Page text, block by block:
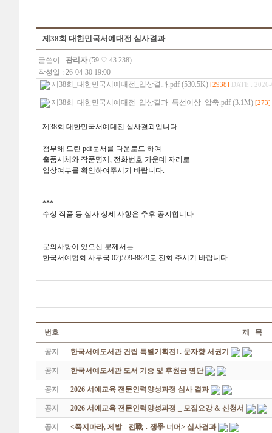
제38회 대한민국서예대전 심사결과
글쓴이 : 관리자 (59.♡.43.238)
작성일 : 26-04-30 19:00
제38회_대한민국서예대전_입상결과.pdf (530.5K) [2938] DATE :
제38회_대한민국서예대전_입상결과_특선이상_압축.pdf (3.1M) [273]
제38회 대한민국서예대전 심사결과입니다.
첨부해 드린 pdf문서를 다운로드 하여
출품서체와 작품명제, 전화번호 가운데 자리로
입상여부를 확인하여주시기 바랍니다.
***
수상 작품 등 심사 상세 사항은 추후 공지합니다.
문의사항이 있으신 분께서는
한국서예협회 사무국 02)599-8829로 전화 주시기 바랍니다.
번호 제 목
공지 한국서예도서관 건립 특별기획전1. 문자향 서권기
공지 한국서예도서관 도서 기증 및 후원금 명단
공지 2026 서예교육 전문인력양성과정 심사 결과
공지 2026 서예교육 전문인력양성과정 _ 모집요강 & 신청서
공지 <죽지마라, 제발 - 전戰 ․ 쟁爭 너머> 심사결과